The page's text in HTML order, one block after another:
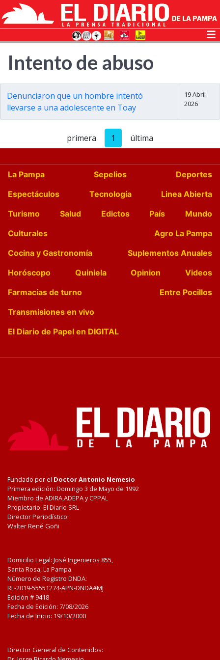
Intento de abuso
Denunciaron que un hombre intentó
llevarse a una adolescente en Toay
19 Abril
2026
primera 1 última
La Pampa Sepelios
Deportes
Espectáculos
Tecnología
Linea Abierta
Turismo
Salud Edictos País
Mundo
Culturales
Agro La Pampa
Cocina y Gastronomía
Suplementos Anuales
Horóscopo
Quiniela Opinion
Videos
Farmacias de turno
Entre Pocillos
Transmisiones en vivo
El Diario de Papel en DIGITAL
Fundado por el Doctor Antonio Nemesio
Primera edición: Domingo 3 de Mayo de 1992
Miembro de ADIRA,ADEPA y CPPAL
Propietario: El Diario SRL
Director Periodístico:
Walter René Goñi
Domicilio Legal: José Ingenieros 855,
Santa Rosa, La Pampa.
Número de Registro DNDA:
RL-2019-55551274-APN-DNDA#MJ
Edición # 9418
Fecha de Edición: 7/08/2026
Fecha de Inicio: 19/10/2000
Director General de Contenidos: